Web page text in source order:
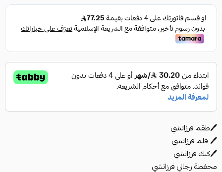
🖊️طقم فرزاتشي
🖊️ قلم فرزاتشي
🖊️كبك فرزاتشي
محفظة رجالي فرزاتشي